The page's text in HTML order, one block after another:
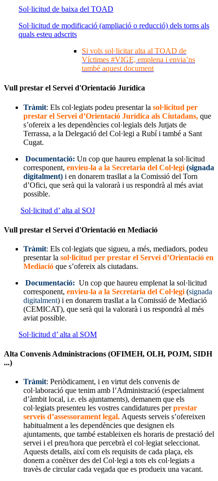
Sol·licitud de baixa del TOAD
Sol·licitud de modificació (ampliació o reducció) dels torns als
quals esteu adscrits
Si vols sol·licitar alta al TOAD de
Víctimes #VIGE, emplena i envia’ns
també aquest document
Vull prestar el Servei d'Orientació Jurídica
Tràmit: Els col·legiats podeu presentar la sol·licitud per
prestar el Servei d’Orientació Jurídica als Ciutadans, que
s’ofereix a les dependències col·legials dels Jutjats de
Terrassa, a la Delegació del Col·legi a Rubí i també a Sant
Cugat.
Documentació: Un cop que haureu emplenat la sol·licitud
corresponent, envieu-la a la Secretaria del Col·legi (signada
digitalment) i en donarem trasllat a la Comissió del Torn
d’Ofici, que serà qui la valorarà i us respondrà al més aviat
possible.
Sol·licitud d’ alta al SOJ
Vull prestar el Servei d'Orientació en Mediació
Tràmit: Els col·legiats que sigueu, a més, mediadors, podeu
presentar la sol·licitud per prestar el Servei d’Orientació en
Mediació que s’ofereix als ciutadans.
Documentació: Un cop que haureu emplenat la sol·licitud
corresponent, envieu-la a la Secretaria del Col·legi (signada
digitalment) i en donarem trasllat a la Comissió de Mediació
(CEMICAT), que serà qui la valorarà i us respondrà al més
aviat possible.
Sol·licitud d’ alta al SOM
Alta Convenis Administracions (OFIMEH, OLH, POJM, SIDH
...)
Tràmit: Periòdicament, i en virtut dels convenis de
col·laboració que tenim amb l’Administració (especialment
d’àmbit local, i.e. els ajuntaments), demanem que els
col·legiats presenteu les vostres candidatures perprestar
serveis d’assessorament legal. Aquests serveis s’ofereixen
habitualment a les dependències que designen els
ajuntaments, que també estableixen els horaris de prestació del
servei i el preu/hora que percebrà el col·legiat seleccionat.
Aquests detalls, així com els requisits de cada plaça, els
donem a conèixer des del Col·legi a tots els col·legiats a
travès de circular cada vegada que es produeix una vacant.